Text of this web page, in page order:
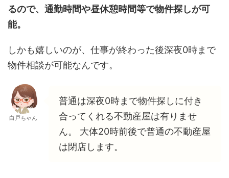
るので、通勤時間や昼休憩時間等で物件探しが可
能。
しかも嬉しいのが、仕事が終わった後深夜0時まで
物件相談が可能なんです。
白戸ちゃん
普通は深夜0時まで物件探しに付き
合ってくれる不動産屋は有りませ
ん。 大体20時前後で普通の不動産屋
は閉店します。